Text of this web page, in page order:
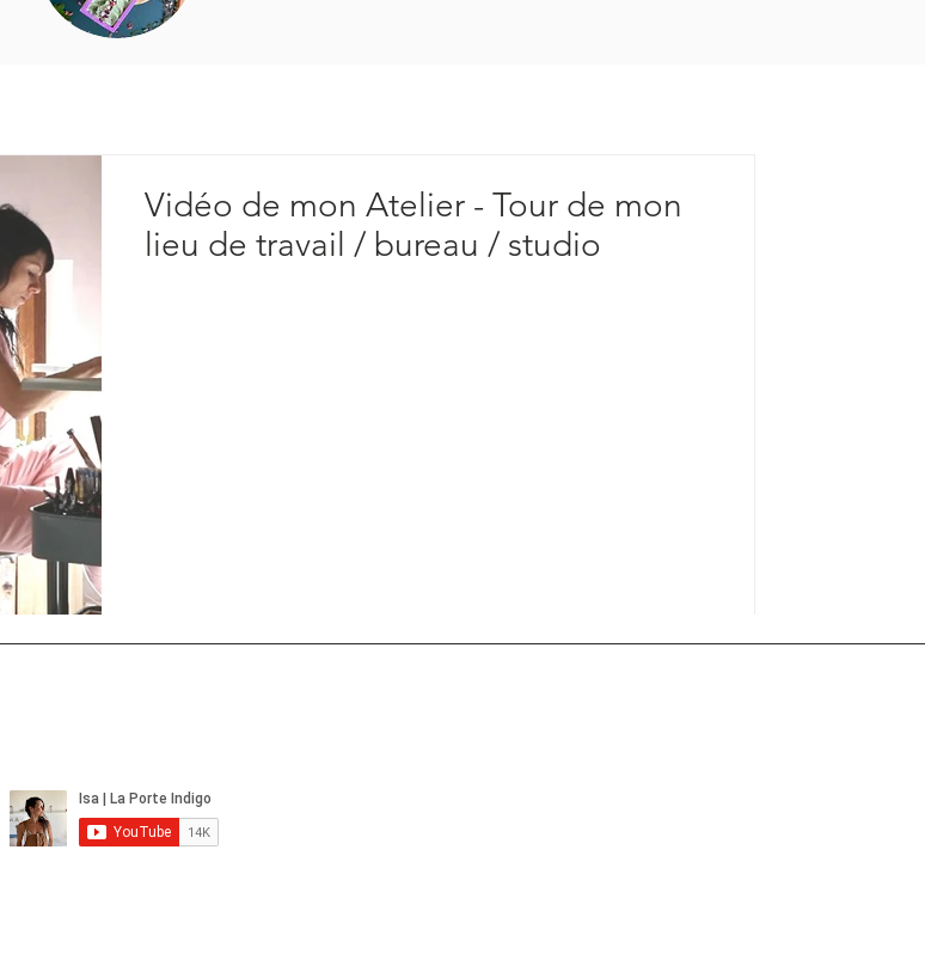
Vidéo de mon Atelier - Tour de mon
lieu de travail / bureau / studio